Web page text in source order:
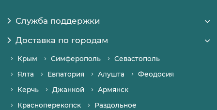
Служба поддержки
Доставка по городам
Крым Симферополь
Севастополь
Ялта
Евпатория Алушта
Феодосия
Керчь
Джанкой
Армянск
Красноперекопск
Раздольное